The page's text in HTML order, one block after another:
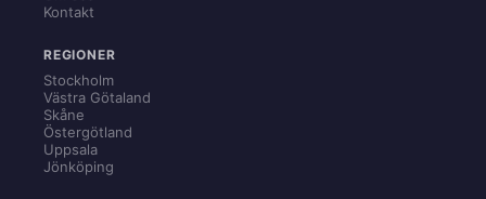
Kontakt
REGIONER
Stockholm
Västra Götaland
Skåne
Östergötland
Uppsala
Jönköping